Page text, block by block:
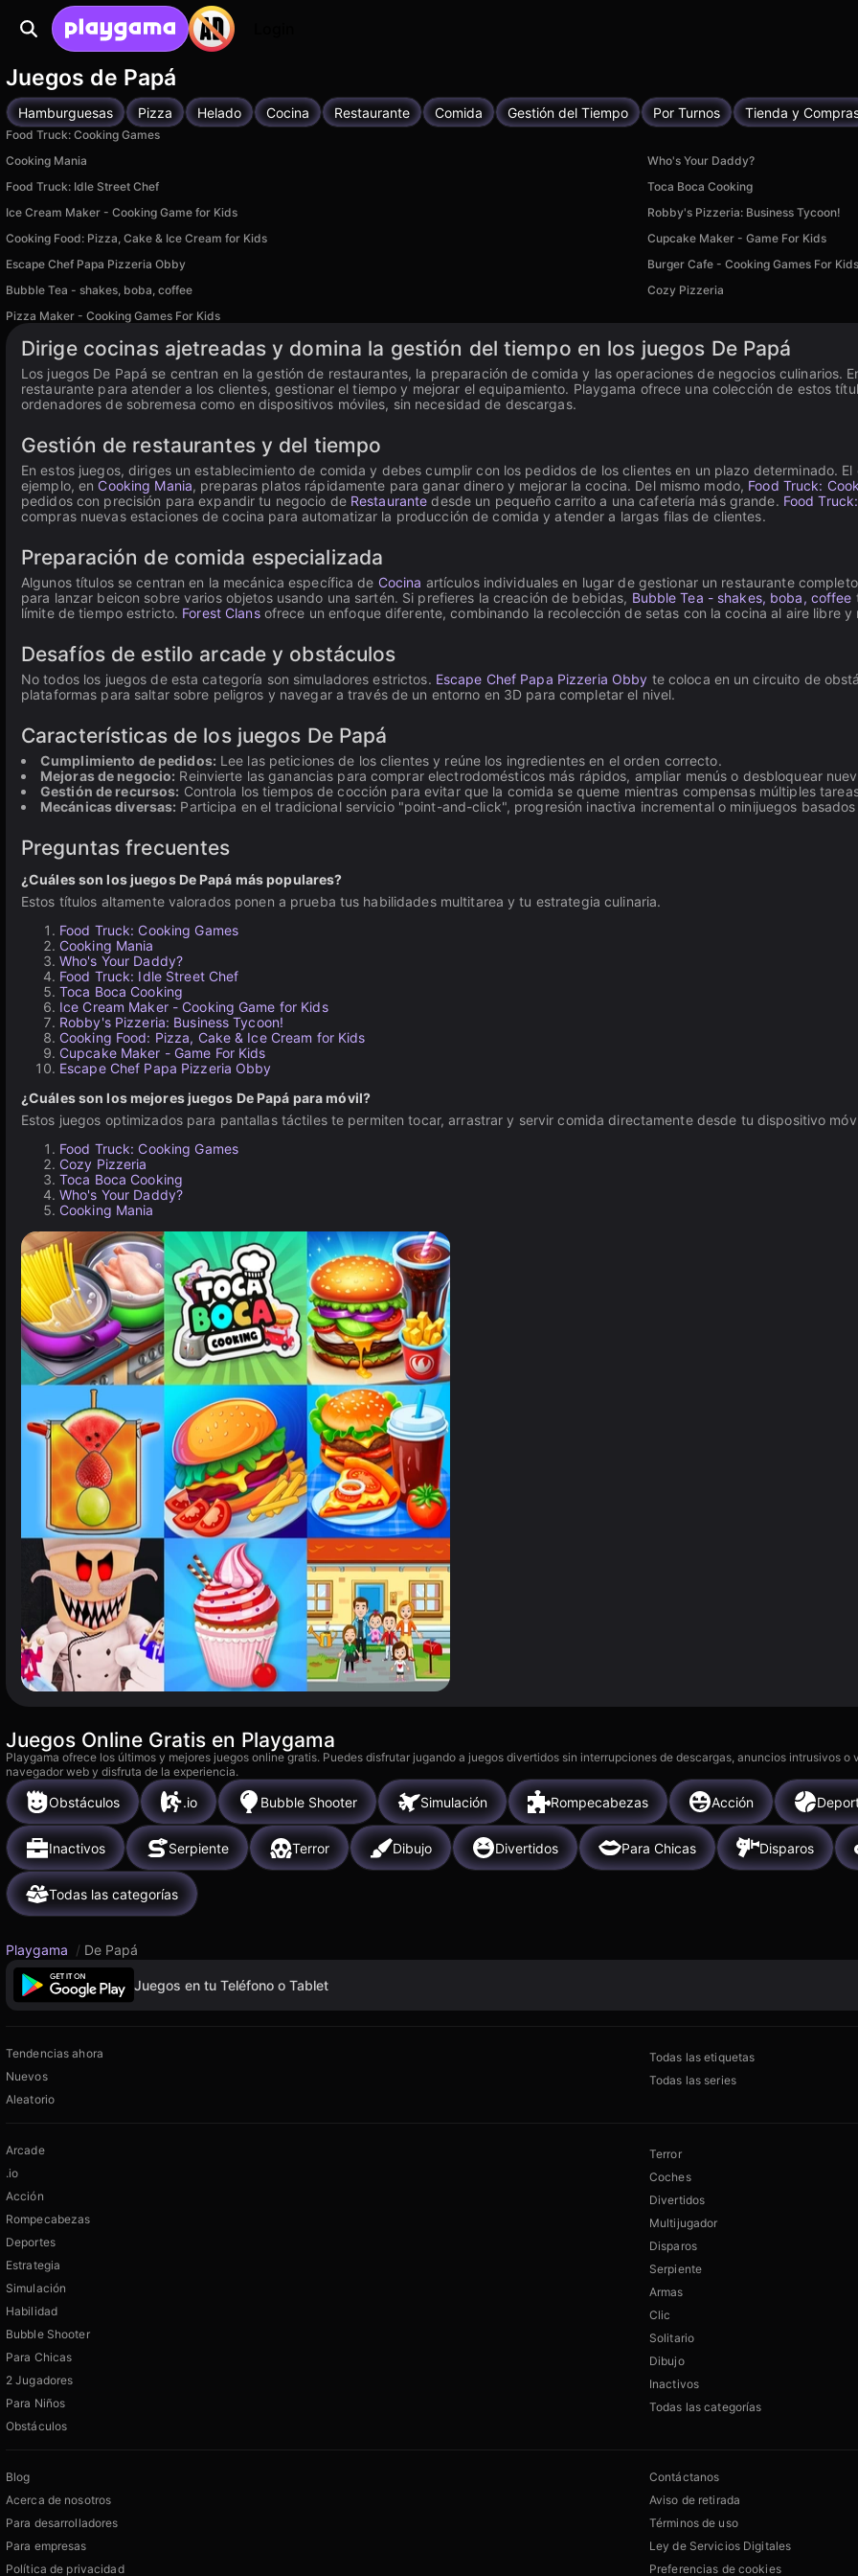
Juegos de Papá
Hamburguesas Pizza Helado Cocina Restaurante Comida Gestión del Tiempo Por Turnos Tienda y
Food Truck: Cooking Games
Cooking Mania
Who's Your Daddy?
Food Truck: Idle Street Chef
Toca Boca Cooking
Ice Cream Maker - Cooking Game for Kids
Robby's Pizzeria: Business Tycoon!
Cooking Food: Pizza, Cake & Ice Cream for Kids
Cupcake Maker - Game For Kids
Escape Chef Papa Pizzeria Obby
Burger Cafe - Cooking Games For Kids
Bubble Tea - shakes, boba, coffee
Cozy Pizzeria
Pizza Maker - Cooking Games For Kids
Dirige cocinas ajetreadas y domina la gestión del tiempo en los juegos De Papá
Los juegos De Papá se centran en la gestión de restaurantes, la preparación de comida y las operaciones de negocios culinarios.
restaurante para atender a los clientes, gestionar el tiempo y mejorar el equipamiento. Playgama ofrece una colección de estos
ordenadores de sobremesa como en dispositivos móviles, sin necesidad de descargas.
Gestión de restaurantes y del tiempo
En estos juegos, diriges un establecimiento de comida y debes cumplir con los pedidos de los clientes en un plazo determinado.
ejemplo, en Cooking Mania, preparas platos rápidamente para ganar dinero y mejorar la cocina. Del mismo modo, Food Truck:
pedidos con precisión para expandir tu negocio de Restaurante desde un pequeño carrito a una cafetería más grande. Food
compras nuevas estaciones de cocina para automatizar la producción de comida y atender a largas filas de clientes.
Preparación de comida especializada
Algunos títulos se centran en la mecánica específica de Cocina artículos individuales en lugar de gestionar un restaurante
para lanzar beicon sobre varios objetos usando una sartén. Si prefieres la creación de bebidas, Bubble Tea - shakes, boba, coffee
límite de tiempo estricto. Forest Clansofrece un enfoque diferente, combinando la recolección de setas con la cocina al aire libre
Desafíos de estilo arcade y obstáculos
No todos los juegos de esta categoría son simuladores estrictos. Escape Chef Papa Pizzeria Obby te coloca en un circuito de
plataformas para saltar sobre peligros y navegar a través de un entorno en 3D para completar el nivel.
Características de los juegos De Papá
Cumplimiento de pedidos: Lee las peticiones de los clientes y reúne los ingredientes en el orden correcto.
Mejoras de negocio: Reinvierte las ganancias para comprar electrodomésticos más rápidos, ampliar menús o desbloquear
Gestión de recursos: Controla los tiempos de cocción para evitar que la comida se queme mientras compensas múltiples
Mecánicas diversas: Participa en el tradicional servicio "point-and-click", progresión inactiva incremental o minijuegos
Preguntas frecuentes
¿Cuáles son los juegos De Papá más populares?
Estos títulos altamente valorados ponen a prueba tus habilidades multitarea y tu estrategia culinaria.
Food Truck: Cooking Games
Cooking Mania
Who's Your Daddy?
Food Truck: Idle Street Chef
Toca Boca Cooking
Ice Cream Maker - Cooking Game for Kids
Robby's Pizzeria: Business Tycoon!
Cooking Food: Pizza, Cake & Ice Cream for Kids
Cupcake Maker - Game For Kids
Escape Chef Papa Pizzeria Obby
¿Cuáles son los mejores juegos De Papá para móvil?
Estos juegos optimizados para pantallas táctiles te permiten tocar, arrastrar y servir comida directamente desde tu dispositivo
Food Truck: Cooking Games
Cozy Pizzeria
Toca Boca Cooking
Who's Your Daddy?
Cooking Mania
Juegos Online Gratis en Playgama
Playgama ofrece los últimos y mejores juegos online gratis. Puedes disfrutar jugando a juegos divertidos sin interrupciones de descargas, anuncios intrusivos
navegador web y disfruta de la experiencia.
Obstáculos .io Bubble Shooter Simulación Rompecabezas Acción
Inactivos Serpiente Terror Dibujo Divertidos Para Chicas Disparos
Todas las categorías
Playgama / De Papá
Juegos en tu Teléfono o Tablet
Tendencias ahora
Nuevos
Aleatorio
Todas las etiquetas
Todas las series
Arcade
.io
Acción
Rompecabezas
Deportes
Estrategia
Simulación
Habilidad
Bubble Shooter
Para Chicas
2 Jugadores
Para Niños
Obstáculos
Terror
Coches
Divertidos
Multijugador
Disparos
Serpiente
Armas
Clic
Solitario
Dibujo
Inactivos
Todas las categorías
Blog
Acerca de nosotros
Para desarrolladores
Para empresas
Política de privacidad
Contáctanos
Aviso de retirada
Términos de uso
Ley de Servicios Digitales
Preferencias de cookies